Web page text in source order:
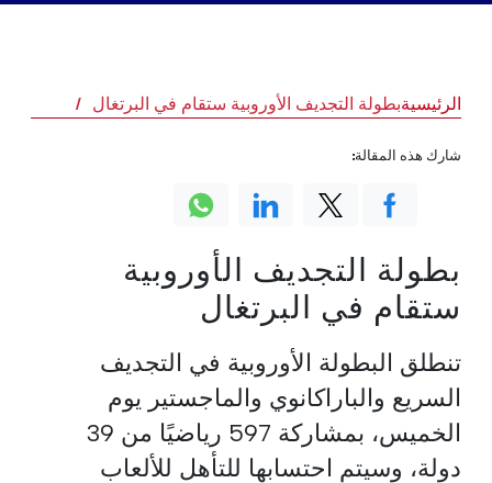
الرئيسيةبطولة التجديف الأوروبية ستقام في البرتغال
بطولة التجديف الأوروبية
ستقام في البرتغال
تنطلق البطولة الأوروبية في التجديف
السريع والباراكانوي والماجستير يوم
الخميس، بمشاركة 597 رياضيًا من 39
دولة، وسيتم احتسابها للتأهل للألعاب
شارك هذه المقالة: